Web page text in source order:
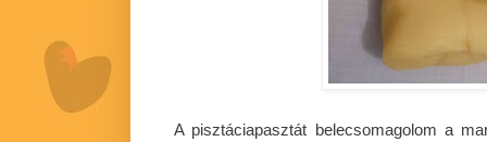
A pisztáciapasztát belecsomagolom a